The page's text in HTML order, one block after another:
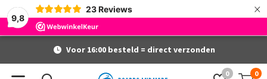
9,8
23 Reviews ×
0 0
Voor 16:00 besteld = direct verzonden